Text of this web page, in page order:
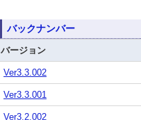
バックナンバー
バージョン
Ver3.3.002
Ver3.3.001
Ver3.2.002